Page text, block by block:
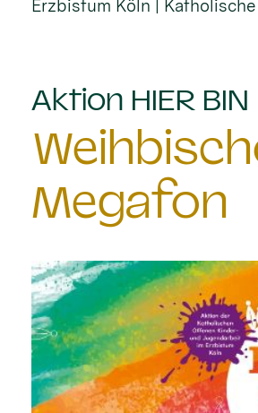
Erzbistum Köln |
Aktion HIER
Megafon